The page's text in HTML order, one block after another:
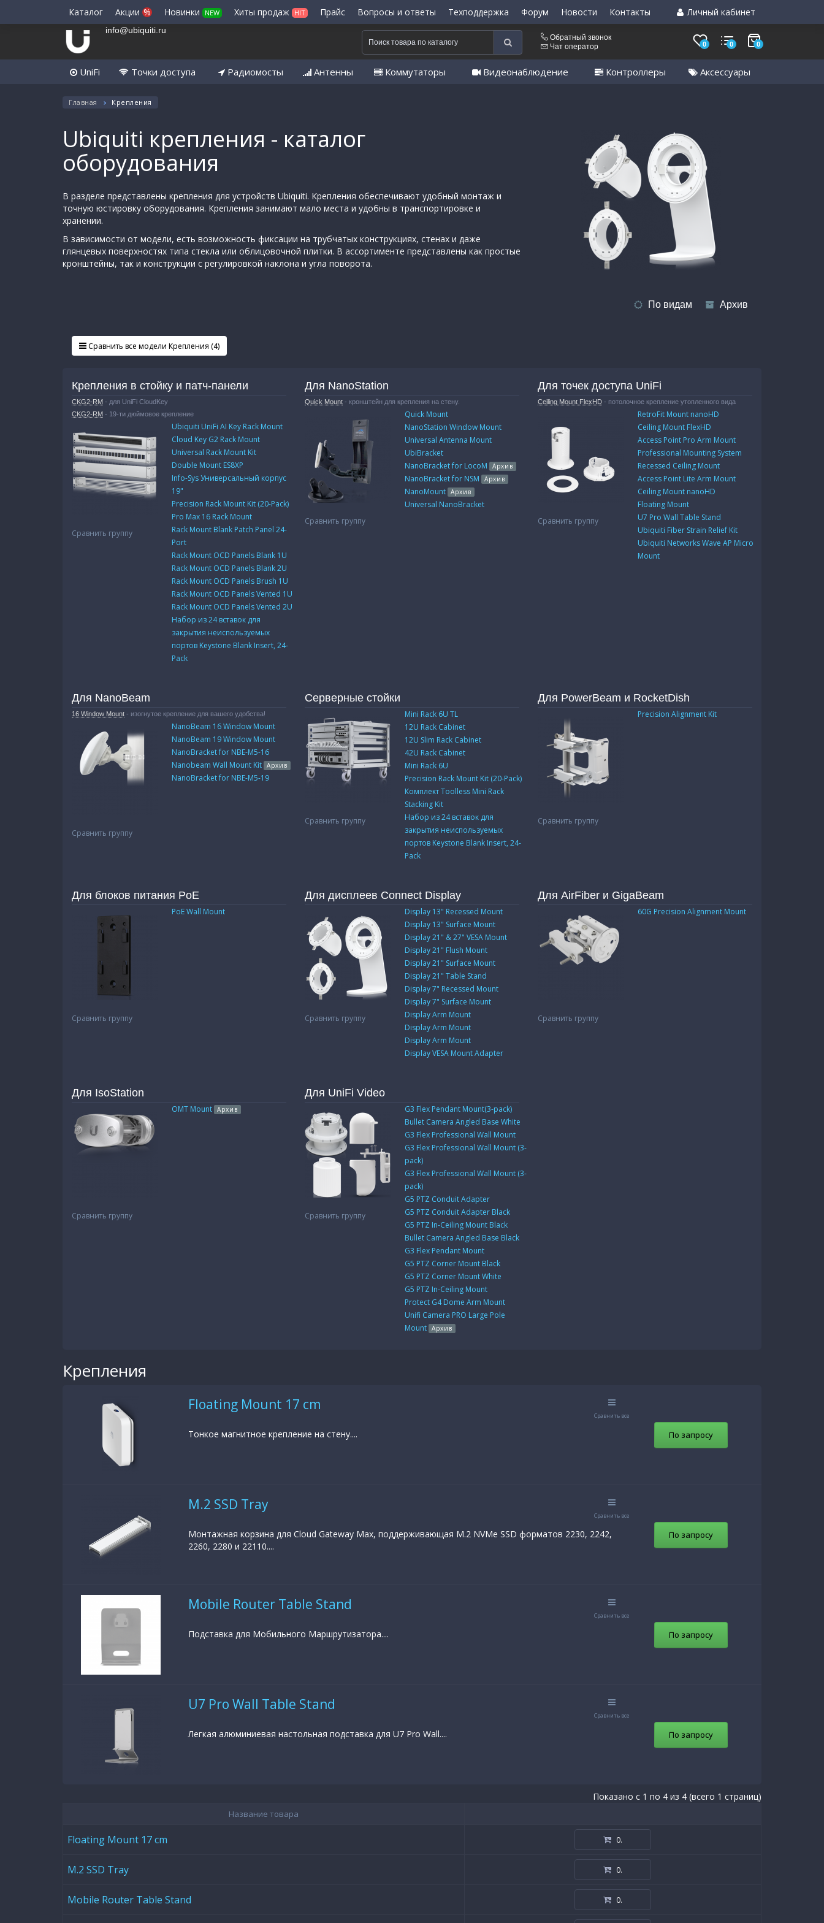
Каталог Акции % Новинки NEW Хиты продаж HIT Прайс Вопросы и ответы Техподдержка Форум Новости Контакты Личный кабинет
info@ubiquiti.ru
Обратный звонок
Чат оператор
0 0 0
UniFi Точки доступа Радиомосты Антенны Коммутаторы Видеонаблюдение Контроллеры Аксессуары
Главная Крепления
Ubiquiti крепления - каталог
оборудования
В разделе представлены крепления для устройств Ubiquiti. Крепления обеспечивают удобный монтаж и
точную юстировку оборудования. Крепления занимают мало места и удобны в транспортировке и
хранении.
В зависимости от модели, есть возможность фиксации на трубчатых конструкциях, стенах и даже
глянцевых поверхностях типа стекла или облицовочной плитки. В ассортименте представлены как простые
кронштейны, так и конструкции с регулировкой наклона и угла поворота.
Архив
По видам
Сравнить все модели Крепления (4)
Крепления в стойку и патч-панели
CKG2-RM - для UniFi CloudKey
CKG2-RM - 19-ти дюймовое крепление
Сравнить группу
Ubiquiti UniFi AI Key Rack Mount
Cloud Key G2 Rack Mount
Universal Rack Mount Kit
Double Mount ES8XP
Info-Sys Универсальный корпус
19"
Precision Rack Mount Kit (20-Pack)
Pro Max 16 Rack Mount
Rack Mount Blank Patch Panel 24-
Port
Rack Mount OCD Panels Blank 1U
Rack Mount OCD Panels Blank 2U
Rack Mount OCD Panels Brush 1U
Rack Mount OCD Panels Vented 1U
Rack Mount OCD Panels Vented 2U
Набор из 24 вставок для
закрытия неиспользуемых
портов Keystone Blank Insert, 24-
Pack
Для NanoStation
Quick Mount - кронштейн для крепления на стену.
Сравнить группу
Quick Mount
NanoStation Window Mount
Universal Antenna Mount
UbiBracket
NanoBracket for LocoM
Архив
NanoBracket for NSM Архив
NanoMount Архив
Universal NanoBracket
Для точек доступа UniFi
Ceiling Mount FlexHD - потолочное крепление утопленного вида
Сравнить группу
RetroFit Mount nanoHD
Ceiling Mount FlexHD
Access Point Pro Arm Mount
Professional Mounting System
Recessed Ceiling Mount
Access Point Lite Arm Mount
Ceiling Mount nanoHD
Floating Mount
U7 Pro Wall Table Stand
Ubiquiti Fiber Strain Relief Kit
Ubiquiti Networks Wave AP Micro
Mount
Для NanoBeam
16 Window Mount - изогнутое крепление для вашего удобства!
Сравнить группу
NanoBeam 16 Window Mount
NanoBeam 19 Window Mount
NanoBracket for NBE-M5-16
Nanobeam Wall Mount Kit Архив
NanoBracket for NBE-M5-19
Серверные стойки
Сравнить группу
Mini Rack 6U TL
12U Rack Cabinet
12U Slim Rack Cabinet
42U Rack Cabinet
Mini Rack 6U
Precision Rack Mount Kit (20-Pack)
Комплект Toolless Mini Rack
Stacking Kit
Набор из 24 вставок для
закрытия неиспользуемых
портов Keystone Blank Insert, 24-
Pack
Для PowerBeam и RocketDish
Сравнить группу
Precision Alignment Kit
Для блоков питания PoE
Сравнить группу
PoE Wall Mount
Для дисплеев Connect Display
Сравнить группу
Display 13" Recessed Mount
Display 13" Surface Mount
Display 21" & 27" VESA Mount
Display 21" Flush Mount
Display 21" Surface Mount
Display 21" Table Stand
Display 7" Recessed Mount
Display 7" Surface Mount
Display Arm Mount
Display Arm Mount
Display Arm Mount
Display VESA Mount Adapter
Для AirFiber и GigaBeam
Сравнить группу
60G Precision Alignment Mount
Для IsoStation
Сравнить группу
OMT Mount Архив
Для UniFi Video
Сравнить группу
G3 Flex Pendant Mount(3-pack)
Bullet Camera Angled Base White
G3 Flex Professional Wall Mount
G3 Flex Professional Wall Mount (3-
pack)
G3 Flex Professional Wall Mount (3-
pack)
G5 PTZ Conduit Adapter
G5 PTZ Conduit Adapter Black
G5 PTZ In-Ceiling Mount Black
Bullet Camera Angled Base Black
G3 Flex Pendant Mount
G5 PTZ Corner Mount Black
G5 PTZ Corner Mount White
G5 PTZ In-Ceiling Mount
Protect G4 Dome Arm Mount
Unifi Camera PRO Large Pole
Mount Архив
Крепления
Floating Mount 17 cm
Сравнить все
Тонкое магнитное крепление на стену.... По запросу
M.2 SSD Tray
Сравнить все
Монтажная корзина для Cloud Gateway Max, поддерживающая M.2 NVMe SSD форматов 2230, 2242,
2260, 2280 и 22110....
По запросу
Mobile Router Table Stand
Сравнить все
Подставка для Мобильного Маршрутизатора.... По запросу
U7 Pro Wall Table Stand
Сравнить все
Легкая алюминиевая настольная подставка для U7 Pro Wall.... По запросу
Показано с 1 по 4 из 4 (всего 1 страниц)
Название товара
Floating Mount 17 cm 0.
M.2 SSD Tray 0.
Mobile Router Table Stand 0.